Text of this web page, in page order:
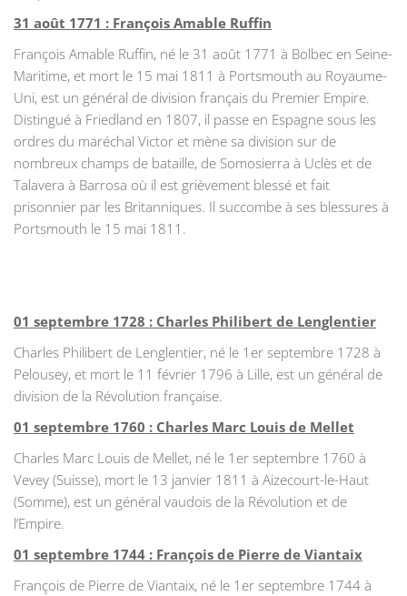
31 août 1771 : François Amable Ruffin
François Amable Ruffin, né le 31 août 1771 à Bolbec en Seine-
Maritime, et mort le 15 mai 1811 à Portsmouth au Royaume-
Uni, est un général de division français du Premier Empire.
Distingué à Friedland en 1807, il passe en Espagne sous les
ordres du maréchal Victor et mène sa division sur de
nombreux champs de bataille, de Somosierra à Uclès et de
Talavera à Barrosa où il est grièvement blessé et fait
prisonnier par les Britanniques. Il succombe à ses blessures à
Portsmouth le 15 mai 1811.
01 septembre 1728 : Charles Philibert de Lenglentier
Charles Philibert de Lenglentier, né le 1er septembre 1728 à
Pelousey, et mort le 11 février 1796 à Lille, est un général de
division de la Révolution française.
01 septembre 1760 : Charles Marc Louis de Mellet
Charles Marc Louis de Mellet, né le 1er septembre 1760 à
Vevey (Suisse), mort le 13 janvier 1811 à Aizecourt-le-Haut
(Somme), est un général vaudois de la Révolution et de
l’Empire.
01 septembre 1744 : François de Pierre de Viantaix
François de Pierre de Viantaix, né le 1er septembre 1744 à